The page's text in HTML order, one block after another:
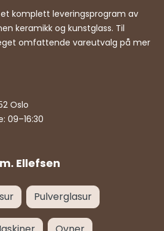
Ellefsen
et komplett leveringsprogram av
keramikk og kunstglass. Til
omfattende vareutvalg på mer
Oslo
09–16:30
Pulverglasur